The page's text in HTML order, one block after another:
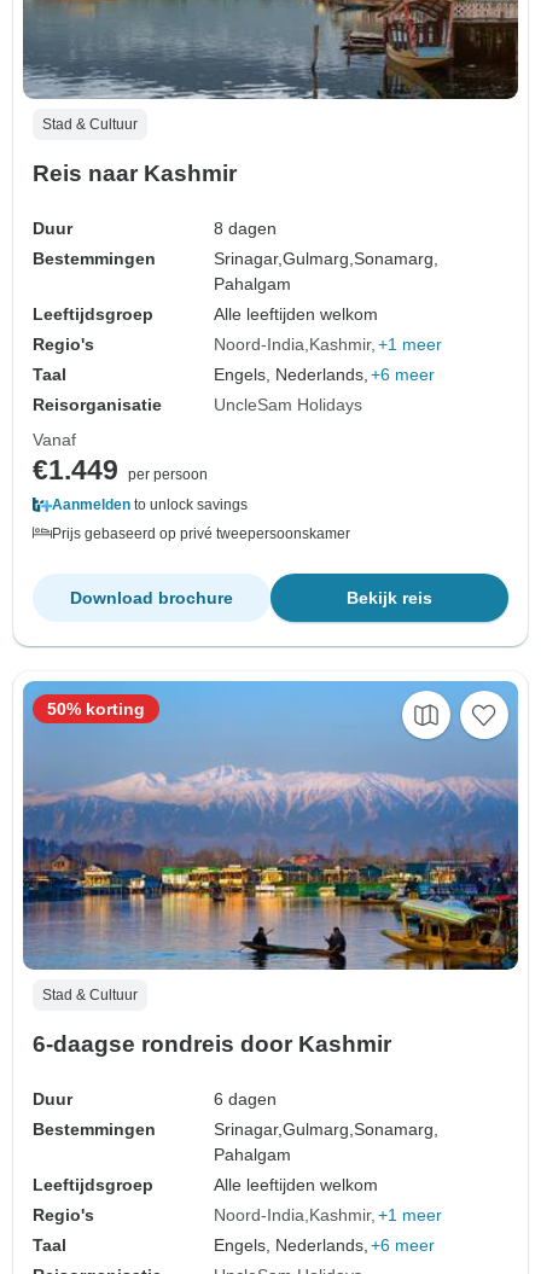
Stad & Cultuur
Reis naar Kashmir
Duur
8 dagen
Bestemmingen
Srinagar,Gulmarg,Sonamarg,
Pahalgam
Leeftijdsgroep
Alle leeftijden welkom
Regio's
Noord-India Kashmir +1 meer
Taal
Engels, Nederlands, +6 meer
Reisorganisatie
UncleSam Holidays
Vanaf
€1.449
per persoon
Aanmelden to unlock savings
Prijs gebaseerd op privé tweepersoonskamer
Bekijk reis
Download brochure
Stad & Cultuur
6-daagse rondreis door Kashmir
Duur
6 dagen
Bestemmingen
Srinagar,Gulmarg,Sonamarg,
Pahalgam
Leeftijdsgroep
Alle leeftijden welkom
Regio's
Noord-India Kashmir +1 meer
Taal
Engels, Nederlands, +6 meer
50% korting